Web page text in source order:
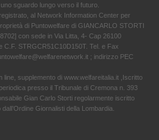
sguardo lungo verso il futuro.
al Network Information Center per
di Puntowelfare di GIANCARLO STORTI
con sede in Via Litta, 4- Cap 26100
C.F. STRGCR51C10D150T. Tel. e Fax
; indirizzo PEC
line, supplemento di www.welfareitalia.it ,Iscritto
presso il Tribunale di Cremona n. 393
Gian Carlo Storti regolarmente iscritto
Giornalisti della Lombardia.